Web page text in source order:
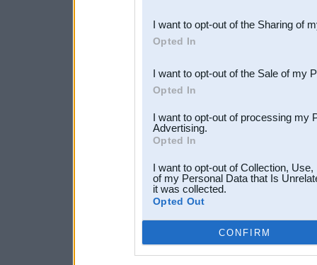
Downstream Participants
third parties.
I want to opt-out of the Sharing of
Opted In
I want to opt-out of the Sale of my
Opted In
I want to opt-out of processing my
Advertising.
Opted In
I want to opt-out of Collection,
of my Personal Data that Is
it was collected.
Opted Out
CONFIRM